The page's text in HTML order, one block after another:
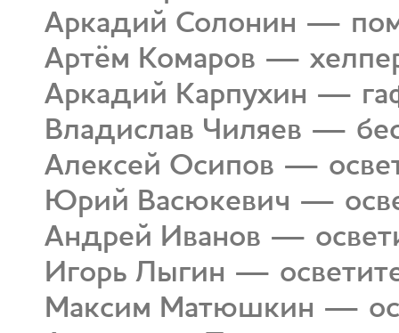
Аркадий Солонин —
Артём Комаров —
Аркадий Карпухин —
Владислав Чиляев —
Алексей Осипов —
Юрий Васюкевич —
Андрей Иванов —
Игорь Лыгин —
Максим Матюшкин —